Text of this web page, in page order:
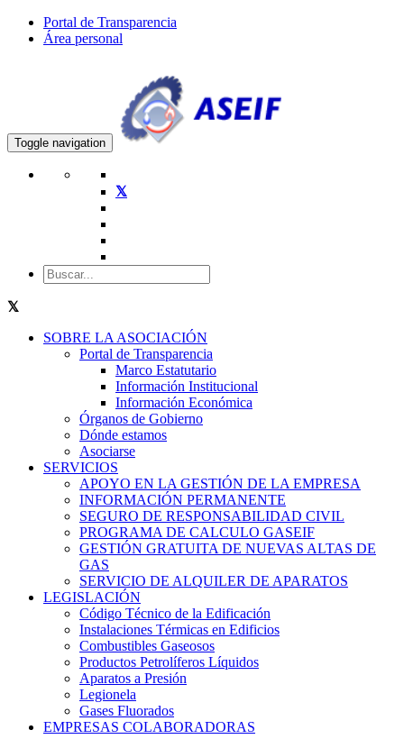
Portal de Transparencia
Área personal
Toggle navigation
SOBRE LA ASOCIACIÓN
Portal de Transparencia
Marco Estatutario
Información Institucional
Información Económica
Órganos de Gobierno
Dónde estamos
Asociarse
SERVICIOS
APOYO EN LA GESTIÓN DE LA EMPRESA
INFORMACIÓN PERMANENTE
SEGURO DE RESPONSABILIDAD CIVIL
PROGRAMA DE CALCULO GASEIF
GESTIÓN GRATUITA DE NUEVAS ALTAS DE
GAS
SERVICIO DE ALQUILER DE APARATOS
LEGISLACIÓN
Código Técnico de la Edificación
Instalaciones Térmicas en Edificios
Combustibles Gaseosos
Productos Petrolíferos Líquidos
Aparatos a Presión
Legionela
Gases Fluorados
EMPRESAS COLABORADORAS